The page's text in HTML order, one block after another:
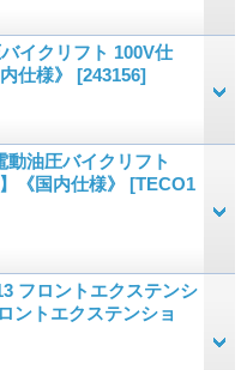
イクリフト 100V仕
仕様》 [243156]
動油圧バイクリフト
《国内仕様》 [TECO1
フロントエクステンシ
ントエクステンショ